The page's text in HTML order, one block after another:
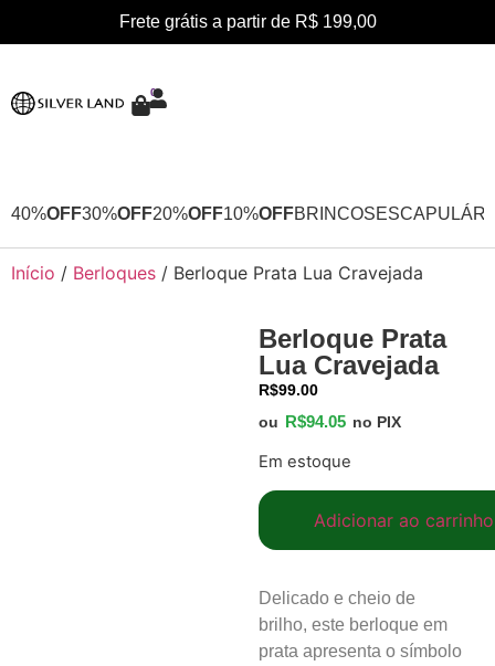
Frete grátis a partir de R$ 199,00
0
40%OFF30%OFF20%OFF10%OFFBRINCOS
Início / Berloques / Berloque Prata Lua Cravejada
Berloque Prata
Lua Cravejada
R$99.00
ou R$94.05 no PIX
Em estoque
Adicionar ao carrinho
Delicado e cheio de
brilho, este berloque em
prata apresenta o símbolo